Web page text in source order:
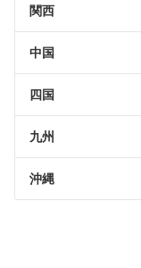
関西
中国
四国
九州
沖縄